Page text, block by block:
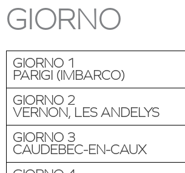
GIORNO
GIORNO 1
PARIGI (IMBARCO)
GIORNO 2
VERNON, LES ANDELYS
GIORNO 3
CAUDEBEC-EN-CAUX